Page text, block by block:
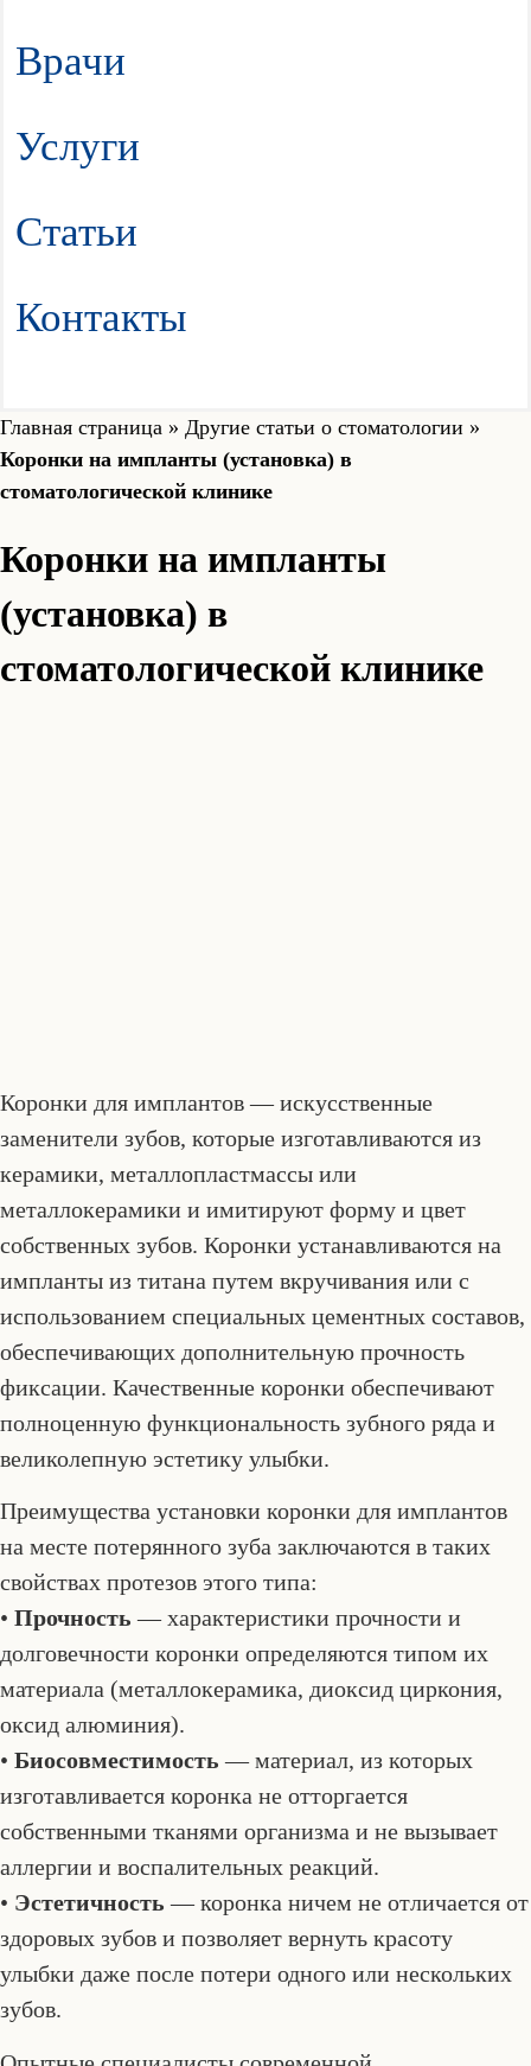
Врачи
Услуги
Статьи
Контакты
Главная страница » Другие статьи о стоматологии »
Коронки на импланты (установка) в
стоматологической клинике
Коронки на импланты
(установка) в
стоматологической клинике
Коронки для имплантов — искусственные
заменители зубов, которые изготавливаются из
керамики, металлопластмассы или
металлокерамики и имитируют форму и цвет
собственных зубов. Коронки устанавливаются на
импланты из титана путем вкручивания или с
использованием специальных цементных составов,
обеспечивающих дополнительную прочность
фиксации. Качественные коронки обеспечивают
полноценную функциональность зубного ряда и
великолепную эстетику улыбки.
Преимущества установки коронки для имплантов
на месте потерянного зуба заключаются в таких
свойствах протезов этого типа:
• Прочность — характеристики прочности и
долговечности коронки определяются типом их
материала (металлокерамика, диоксид циркония,
оксид алюминия).
• Биосовместимость — материал, из которых
изготавливается коронка не отторгается
собственными тканями организма и не вызывает
аллергии и воспалительных реакций.
• Эстетичность — коронка ничем не отличается от
здоровых зубов и позволяет вернуть красоту
улыбки даже после потери одного или нескольких
зубов.